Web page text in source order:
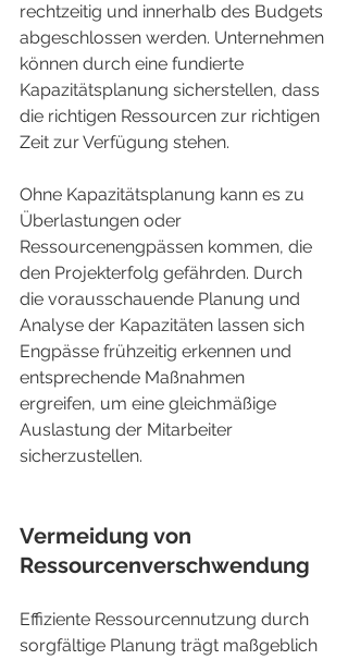
rechtzeitig und innerhalb des Budgets
abgeschlossen werden. Unternehmen
können durch eine fundierte
Kapazitätsplanung sicherstellen, dass
die richtigen Ressourcen zur richtigen
Zeit zur Verfügung stehen.
Ohne Kapazitätsplanung kann es zu
Überlastungen oder
Ressourcenengpässen kommen, die
den Projekterfolg gefährden. Durch
die vorausschauende Planung und
Analyse der Kapazitäten lassen sich
Engpässe frühzeitig erkennen und
entsprechende Maßnahmen
ergreifen, um eine gleichmäßige
Auslastung der Mitarbeiter
sicherzustellen.
Vermeidung von
Ressourcenverschwendung
Effiziente Ressourcennutzung durch
sorgfältige Planung trägt maßgeblich